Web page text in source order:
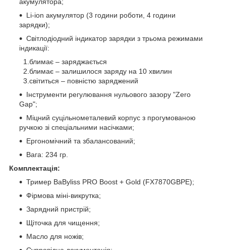
Li-ion акумулятор (3 години роботи, 4 години
зарядки);
Світлодіодний індикатор зарядки з трьома режимами
індикації:
1.блимає – заряджається
2.блимає – залишилося заряду на 10 хвилин
3.світиться – повністю заряджений
Інструменти регулювання нульового зазору "Zero
Gap";
Міцний суцільнометалевий корпус з прогумованою
ручкою зі спеціальними насічками;
Ергономічний та збалансований;
Вага: 234 гр.
Комплектація:
Тример BaByliss PRO Boost + Gold (FX7870GBPE);
Фірмова міні-викрутка;
Зарядний пристрій;
Щіточка для чищення;
Масло для ножів;